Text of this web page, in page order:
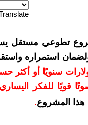
تطوعي مستقل
استمراره
بمبلغ 10 دولارات
قويًا للفكر
المشروع.